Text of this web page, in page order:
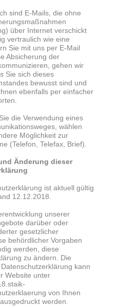
sind E-Mails, die ohne
über Internet verschickt
vertraulich wie eine
Sie mit uns per E-Mail
Absicherung der
gehen wir
Sie sich dieses
bewusst sind und
ebenfalls per einfacher
die Verwendung eines
wählen
Möglichkeit zur
(Telefon, Telefax, Brief).
Änderung dieser
ist aktuell gültig
12.12.2018.
unserer
darüber oder
gesetzlicher
behördlicher Vorgaben
werden, diese
zu ändern. Die
kann
Website unter
von Ihnen
werden.